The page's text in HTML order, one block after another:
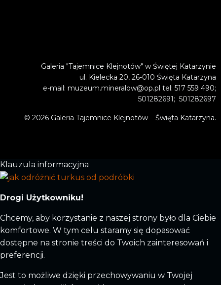
Galeria "Tajemnice Klejnotów" w Świętej Katarzynie
ul. Kielecka 20, 26-010 Święta Katarzyna
e-mail: muzeum.mineralow@op.pl tel: 517 559 490;
501282691; 501282697
© 2026 Galeria Tajemnice Klejnotów – Święta Katarzyna.
Klauzula informacyjna
Drogi Użytkowniku!
Chcemy, aby korzystanie z naszej strony było dla Ciebie
komfortowe. W tym celu staramy się dopasować
dostępne na stronie treści do Twoich zainteresowań i
preferencji.
Jest to możliwe dzięki przechowywaniu w Twojej